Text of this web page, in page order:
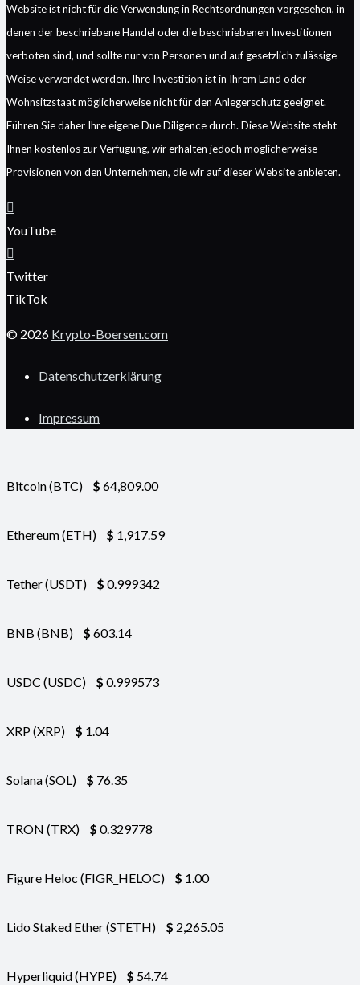
Website ist nicht für die Verwendung in Rechtsordnungen vorgesehen, in
denen der beschriebene Handel oder die beschriebenen Investitionen
verboten sind, und sollte nur von Personen und auf gesetzlich zulässige
Weise verwendet werden. Ihre Investition ist in Ihrem Land oder
Wohnsitzstaat möglicherweise nicht für den Anlegerschutz geeignet.
Führen Sie daher Ihre eigene Due Diligence durch. Diese Website steht
Ihnen kostenlos zur Verfügung, wir erhalten jedoch möglicherweise
Provisionen von den Unternehmen, die wir auf dieser Website anbieten.
YouTube
Twitter
TikTok
© 2026 Krypto-Boersen.com
Datenschutzerklärung
Impressum
Bitcoin (BTC) $ 64,809.00
Ethereum (ETH) $ 1,917.59
Tether (USDT) $ 0.999342
BNB (BNB) $ 603.14
USDC (USDC) $ 0.999573
XRP (XRP) $ 1.04
Solana (SOL) $ 76.35
TRON (TRX) $ 0.329778
Figure Heloc (FIGR_HELOC) $ 1.00
Lido Staked Ether (STETH) $ 2,265.05
Hyperliquid (HYPE) $ 54.74